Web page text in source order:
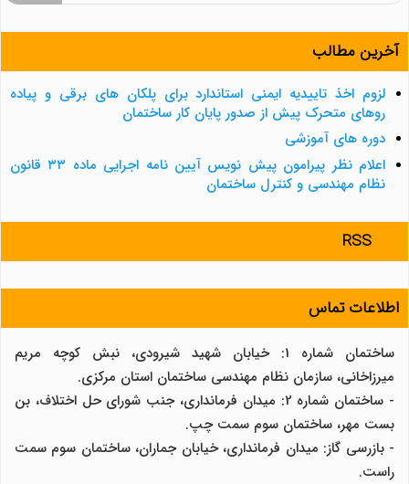
آخرین مطالب
لزوم اخذ تاییدیه ایمنی استاندارد برای پلکان های برقی و پیاده
روهای متحرک پیش از صدور پایان کار ساختمان
دوره های آموزشی
اعلام نظر پیرامون پیش نویس آیین نامه اجرایی ماده ۳۳ قانون
نظام مهندسی و کنترل ساختمان
RSS
اطلاعات تماس
ساختمان شماره 1: خیابان شهید شیرودی، نبش کوچه مریم
میرزاخانی، سازمان نظام مهندسی ساختمان استان مرکزی.
- ساختمان شماره 2: میدان فرمانداری، جنب شورای حل اختلاف، بن
بست مهر، ساختمان سوم سمت چپ.
- بازرسی گاز: میدان فرمانداری، خیابان جماران، ساختمان سوم سمت
راست.